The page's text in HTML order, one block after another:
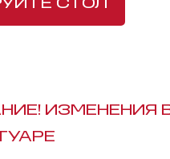
СТОЛ
ИЗМЕНЕНИЯ